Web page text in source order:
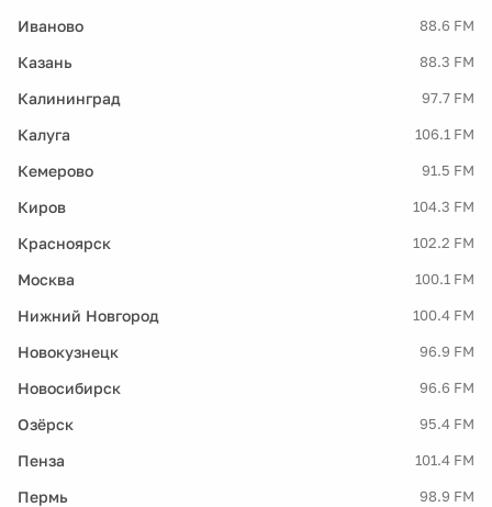
Иваново 88.6 FM
Казань 88.3 FM
Калининград 97.7 FM
Калуга 106.1 FM
Кемерово 91.5 FM
Киров 104.3 FM
Красноярск 102.2 FM
Москва 100.1 FM
Нижний Новгород 100.4 FM
Новокузнецк 96.9 FM
Новосибирск 96.6 FM
Озёрск 95.4 FM
Пенза 101.4 FM
Пермь 98.9 FM